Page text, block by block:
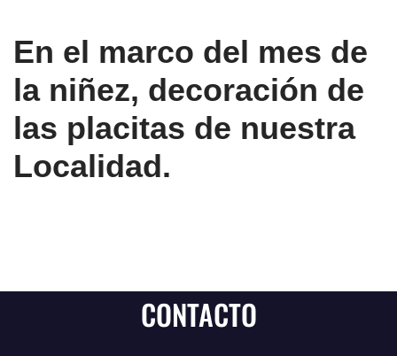
En el marco del mes de
la niñez, decoración de
las placitas de nuestra
Localidad.
CONTACTO